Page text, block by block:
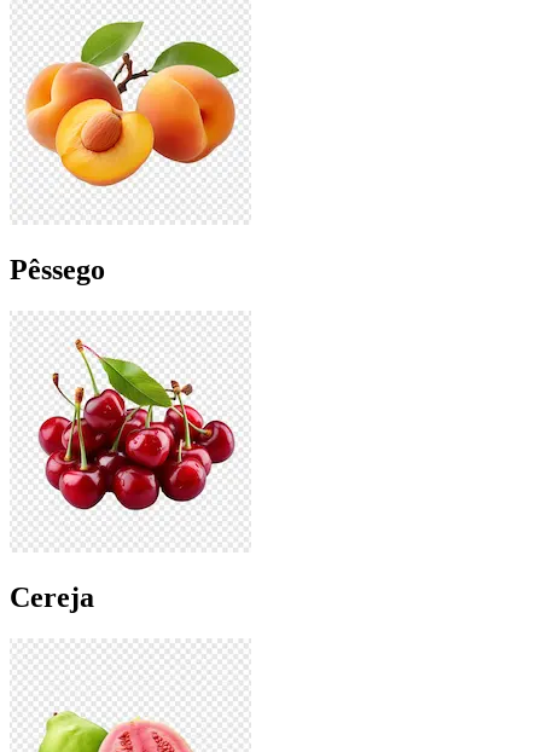
Pêssego
Cereja